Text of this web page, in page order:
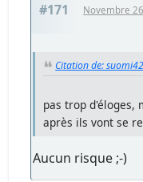
#171 Novembre
Citation de:
pas trop d'éloges,
après ils vont se
Aucun risque ;-)